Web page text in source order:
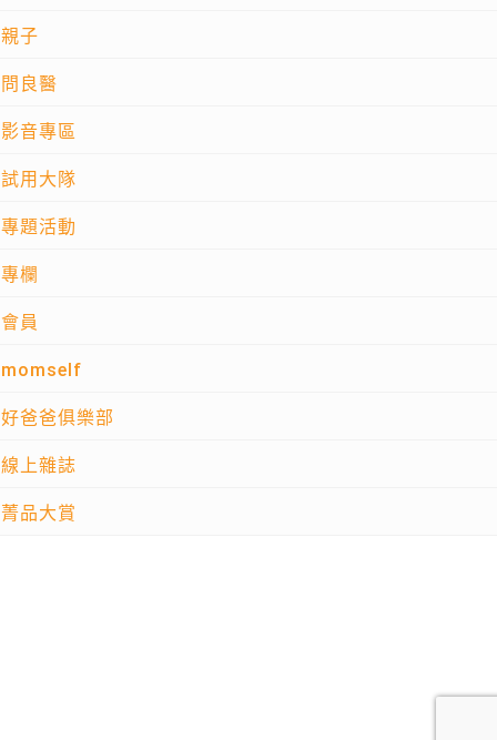
親子
問良醫
影音專區
試用大隊
專題活動
專欄
會員
momself
好爸爸俱樂部
線上雜誌
菁品大賞